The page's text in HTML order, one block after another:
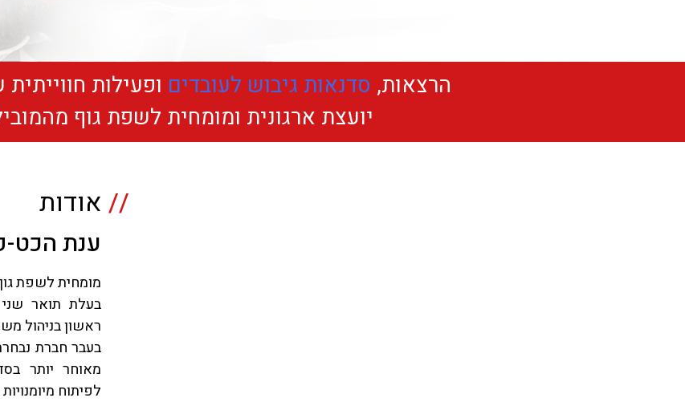
הרצאות, סדנאות גיבוש לעובדים ופעילות
יועצת ארגונית ומומחית לשפת גוף
// אודות
ענת
מומחית לשפת גוף
ראשון בניהול
בעבר חברת
לפיתוח מיומנויות